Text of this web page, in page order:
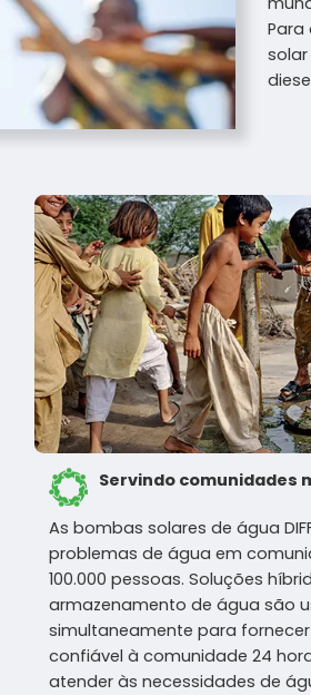
Servindo comunidades
As bombas solares de água
problemas de água em
100.000 pessoas. Soluções
armazenamento de água são
simultaneamente para
confiável à comunidade 24
atender às necessidades de